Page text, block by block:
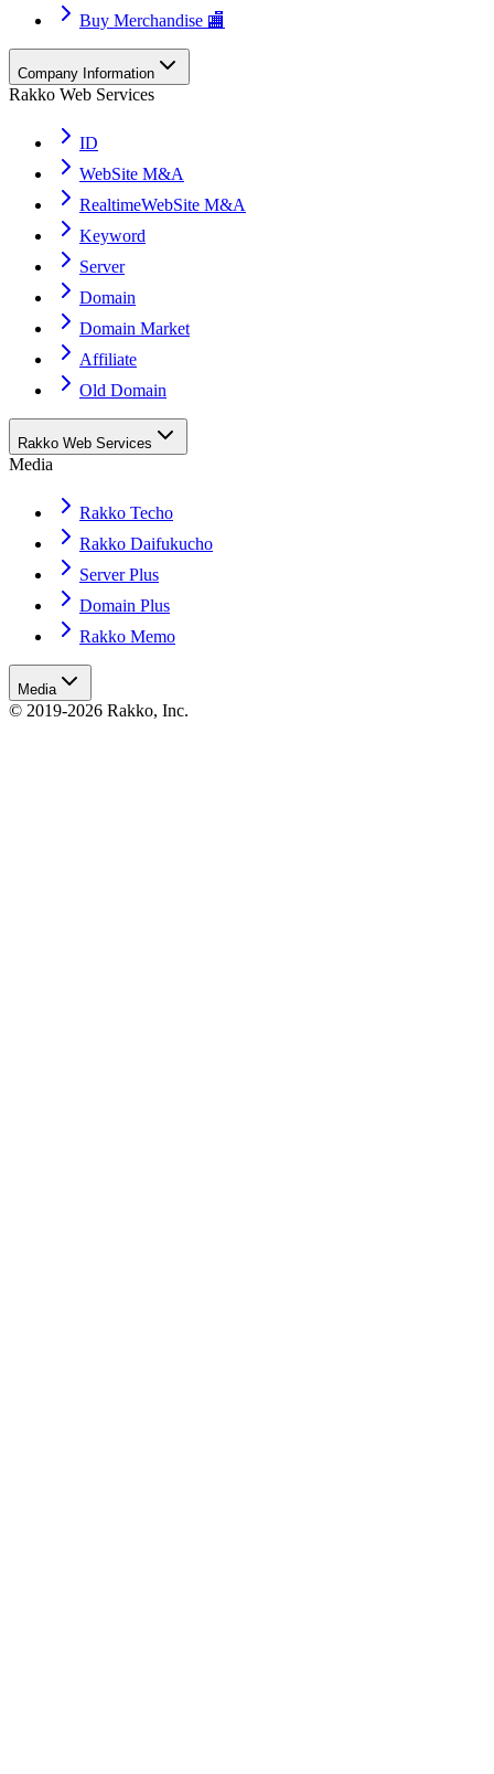
Buy Merchandise 🏬
Company Information
Rakko Web Services
ID
WebSite M&A
RealtimeWebSite M&A
Keyword
Server
Domain
Domain Market
Affiliate
Old Domain
Rakko Web Services
Media
Rakko Techo
Rakko Daifukucho
Server Plus
Domain Plus
Rakko Memo
Media
© 2019-2026 Rakko, Inc.